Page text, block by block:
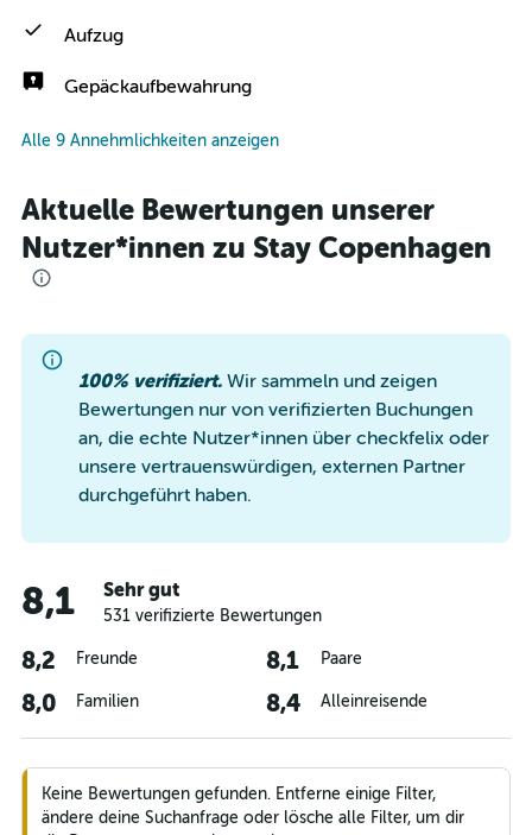
Aufzug
Gepäckaufbewahrung
Alle 9 Annehmlichkeiten anzeigen
Aktuelle Bewertungen unserer
Nutzer*innen zu Stay Copenhagen
100% verifiziert. Wir sammeln und zeigen
Bewertungen nur von verifizierten Buchungen
an, die echte Nutzer*innen über checkfelix oder
unsere vertrauenswürdigen, externen Partner
durchgeführt haben.
8,1 Sehr gut
531 verifizierte Bewertungen
8,2 Freunde 8,1 Paare
8,0 Familien 8,4 Alleinreisende
Keine Bewertungen gefunden. Entferne einige Filter,
ändere deine Suchanfrage oder lösche alle Filter, um dir